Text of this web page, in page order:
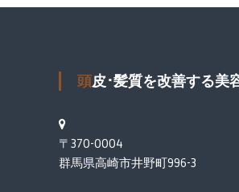
頭皮･髪質を改善する
〒370-0004
群馬県高崎市井野町996-3